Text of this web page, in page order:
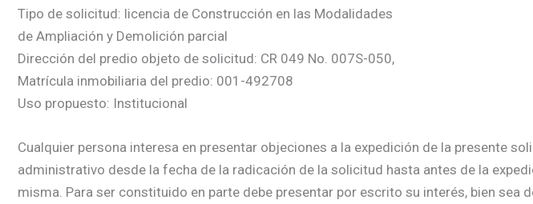
Tipo de solicitud: licencia de Construcción en las Modalidades
de Ampliación y Demolición parcial
Dirección del predio objeto de solicitud: CR 049 No. 007S-050,
Matrícula inmobiliaria del predio: 001-492708
Uso propuesto: Institucional
Cualquier persona interesa en presentar objeciones a la expedición de la presente
administrativo desde la fecha de la radicación de la solicitud hasta antes de la
misma. Para ser constituido en parte debe presentar por escrito su interés, bien sea